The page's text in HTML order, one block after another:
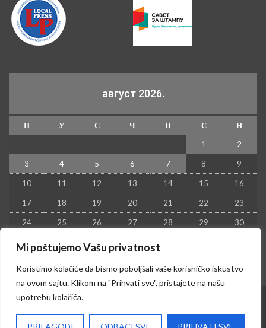
Mi poštujemo Vašu privatnost
Koristimo kolačiće da bismo poboljšali vaše korisničko iskustvo
na ovom sajtu. Klikom na "Prihvati sve", pristajete na našu
upotrebu kolačića.
август 2026.
П У С Ч П С
Н
1
2
3 4 5 6 7 8 9
10 11 12 13 14 15 16
17 18 19 20 21 22 23
24 25 26 27 28 29 30
31